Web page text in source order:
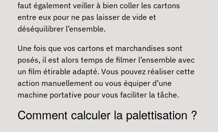
faut également veiller à bien coller les cartons
entre eux pour ne pas laisser de vide et
déséquilibrer l’ensemble.
Une fois que vos cartons et marchandises sont
posés, il est alors temps de filmer l’ensemble avec
un film étirable adapté. Vous pouvez réaliser cette
action manuellement ou vous équiper d’une
machine portative pour vous faciliter la tâche.
Comment calculer la palettisation ?